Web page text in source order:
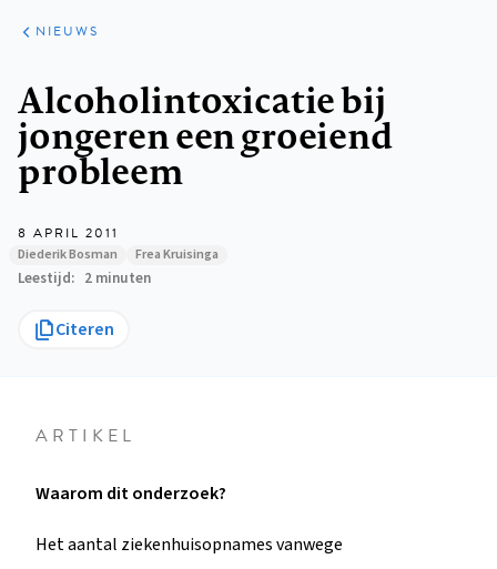
ARTIKELEN
HET
KORT
NIEUWS
Alcoholintoxicatie bij
jongeren een groeiend
probleem
8 APRIL 2011
Diederik Bosman Frea Kruisinga
Leestijd 2 minuten
Citeren
ARTIKEL
Waarom dit onderzoek?
Het aantal ziekenhuisopnames vanwege